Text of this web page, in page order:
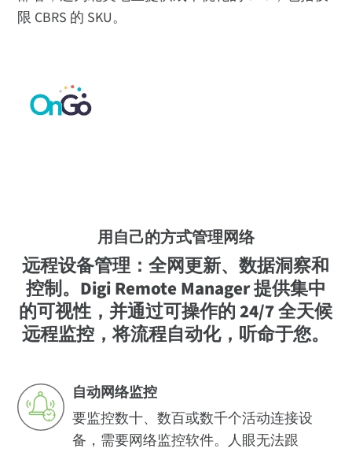
限 CBRS 的 SKU。
用自己的方式管理网络
远程设备管理：全网更新、数据洞察和
控制。Digi Remote Manager 提供集中
的可视性，并通过可操作的 24/7 全天候
远程监控，将流程自动化，听命于您。
自动网络监控
要监控数十、数百或数千个活动连接设
备，需要网络监控软件。人眼无法跟